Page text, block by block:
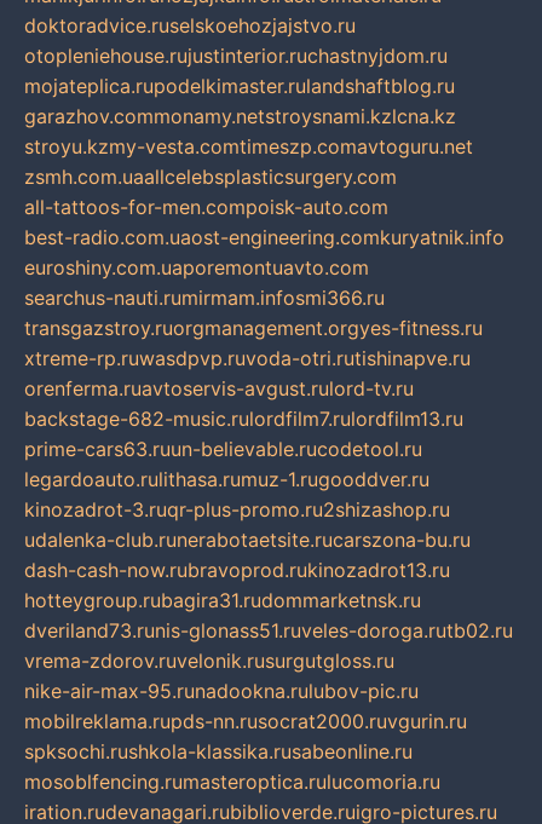
doktoradvice.ruselskoehozjajstvo.ru
otopleniehouse.rujustinterior.ruchastnyjdom.ru
mojateplica.rupodelkimaster.rulandshaftblog.ru
garazhov.commonamy.netstroysnami.kzlcna.kz
stroyu.kzmy-vesta.comtimeszp.comavtoguru.net
zsmh.com.uaallcelebsplasticsurgery.com
all-tattoos-for-men.compoisk-auto.com
best-radio.com.uaost-engineering.comkuryatnik.info
euroshiny.com.uaporemontuavto.com
searchus-nauti.rumirmam.infosmi366.ru
transgazstroy.ruorgmanagement.orgyes-fitness.ru
xtreme-rp.ruwasdpvp.ruvoda-otri.rutishinapve.ru
orenferma.ruavtoservis-avgust.rulord-tv.ru
backstage-682-music.rulordfilm7.rulordfilm13.ru
prime-cars63.ruun-believable.rucodetool.ru
legardoauto.rulithasa.rumuz-1.rugooddver.ru
kinozadrot-3.ruqr-plus-promo.ru2shizashop.ru
udalenka-club.runerabotaetsite.rucarszona-bu.ru
dash-cash-now.rubravoprod.rukinozadrot13.ru
hotteygroup.rubagira31.rudommarketnsk.ru
dveriland73.runis-glonass51.ruveles-doroga.rutb02.ru
vrema-zdorov.ruvelonik.rusurgutgloss.ru
nike-air-max-95.runadookna.rulubov-pic.ru
mobilreklama.rupds-nn.rusocrat2000.ruvgurin.ru
spksochi.rushkola-klassika.rusabeonline.ru
mosoblfencing.rumasteroptica.rulucomoria.ru
iration.rudevanagari.rubiblioverde.ruigro-pictures.ru